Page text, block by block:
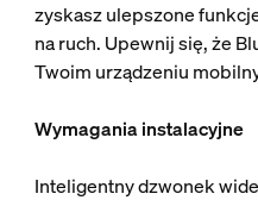
zyskasz ulepszone
na ruch. Upewnij się, że
Twoim urządzeniu
Wymagania instalacyjne
Inteligentny dzwonek